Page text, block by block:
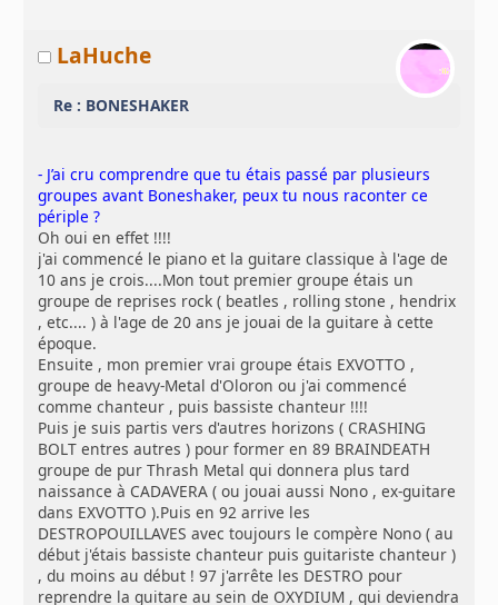
LaHuche
Re : BONESHAKER
- J’ai cru comprendre que tu étais passé par plusieurs
groupes avant Boneshaker, peux tu nous raconter ce
périple ?
Oh oui en effet !!!!
j'ai commencé le piano et la guitare classique à l'age de
10 ans je crois....Mon tout premier groupe étais un
groupe de reprises rock ( beatles , rolling stone , hendrix
, etc.... ) à l'age de 20 ans je jouai de la guitare à cette
époque.
Ensuite , mon premier vrai groupe étais EXVOTTO ,
groupe de heavy-Metal d'Oloron ou j'ai commencé
comme chanteur , puis bassiste chanteur !!!!
Puis je suis partis vers d'autres horizons ( CRASHING
BOLT entres autres ) pour former en 89 BRAINDEATH
groupe de pur Thrash Metal qui donnera plus tard
naissance à CADAVERA ( ou jouai aussi Nono , ex-guitare
dans EXVOTTO ).Puis en 92 arrive les
DESTROPOUILLAVES avec toujours le compère Nono ( au
début j'étais bassiste chanteur puis guitariste chanteur )
, du moins au début ! 97 j'arrête les DESTRO pour
reprendre la guitare au sein de OXYDIUM , qui deviendra